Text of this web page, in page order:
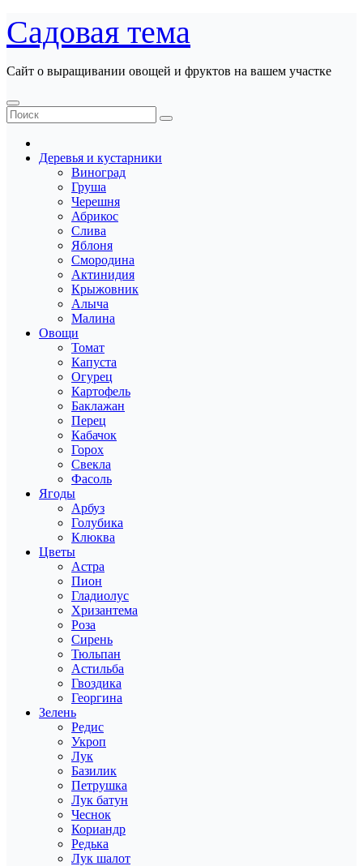
Перейти
к
содержанию
Садовая тема
Сайт о выращивании овощей и фруктов на вашем участке
Деревья и кустарники
Виноград
Груша
Черешня
Абрикос
Слива
Яблоня
Смородина
Актинидия
Крыжовник
Алыча
Малина
Овощи
Томат
Капуста
Огурец
Картофель
Баклажан
Перец
Кабачок
Горох
Свекла
Фасоль
Ягоды
Арбуз
Голубика
Клюква
Цветы
Астра
Пион
Гладиолус
Хризантема
Роза
Сирень
Тюльпан
Астильба
Гвоздика
Георгина
Зелень
Редис
Укроп
Лук
Базилик
Петрушка
Лук батун
Чеснок
Кориандр
Редька
Лук шалот